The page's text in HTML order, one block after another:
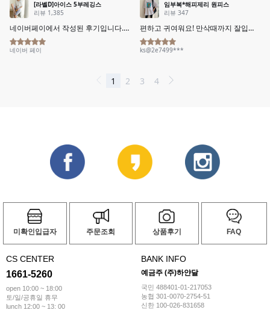
미확인입급자 주문조회 상품후기 FAQ
CS CENTER
1661-5260
open 10:00 ~ 18:00
토/일/공휴일 휴무
lunch 12:00 ~ 13: 00
BANK INFO
예금주 (주)하얀달
국민 488401-01-217053
농협 301-0070-2754-51
신한 100-026-831658